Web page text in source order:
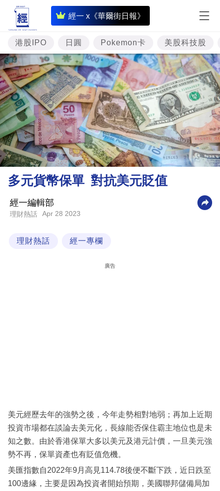
經一 x《華爾街日報》
即
時
財
經
專
題
投
資
樓
市
理
財
業
閱
專
區
港股IPO 日圓 Pokemon卡 美股科技股
多元貨幣保單 對抗美元貶值
經一編輯部
理財熱話 Apr 28 2023
理財熱話 經一專欄
廣告
美元經歷去年的強勢之後，今年走勢相對地弱；再加上近期
投資市場都在談論去美元化，長線能否保住霸主地位也是未
知之數。由於香港保單大多以美元及港元計價，一旦美元強
勢不再，保單資產也有貶值危機。
美匯指數自2022年9月高見114.78後便不斷下跌，近日跌至
100邊緣，主要是因為投資者開始預期，美國聯邦儲備局加